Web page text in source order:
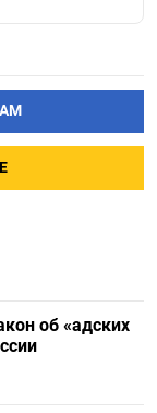
об «адских